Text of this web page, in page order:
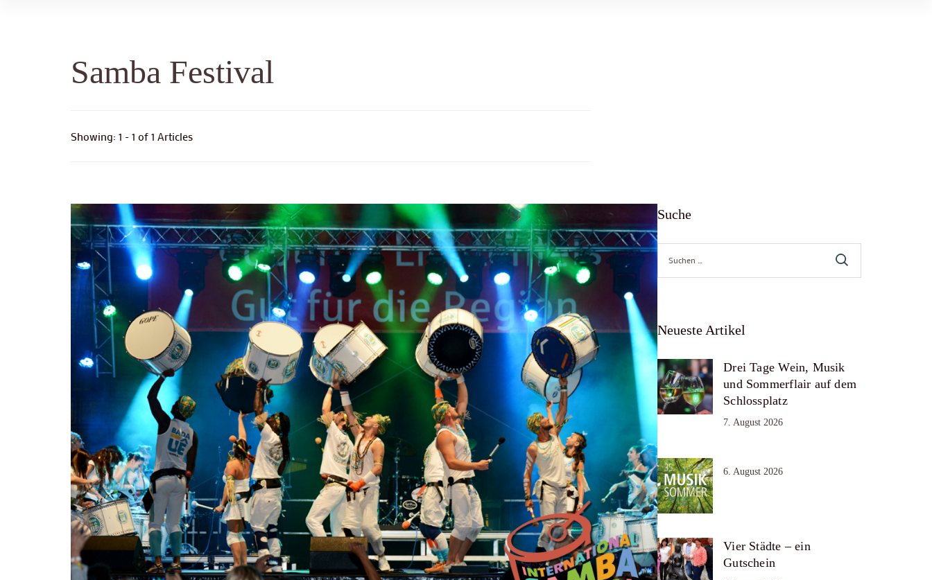
Samba Festival
Showing: 1 - 1 of 1 Articles
Suche
Suche
nach:
Neueste Artikel
Drei Tage Wein, Musik
und Sommerflair auf dem
Schlossplatz
7. August 2026
6. August 2026
Vier Städte – ein
Gutschein